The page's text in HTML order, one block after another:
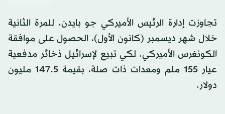
تجاوزت إدارة الرئيس الأميركي جو بايدن، للمرة الثانية
خلال شهر ديسمبر (كانون الأول)، الحصول على موافقة
الكونغرس الأميركي، لكي تبيع لإسرائيل ذخائر مدفعية
عيار 155 ملم ومعدات ذات صلة، بقيمة 147.5 مليون
دولار.